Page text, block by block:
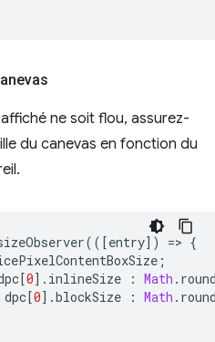
ne soit flou, assurez-
du canevas en fonction du
(([entry]) => {
;
[0]. inlineSize : Math .
dpc[0].blockSize : Math .